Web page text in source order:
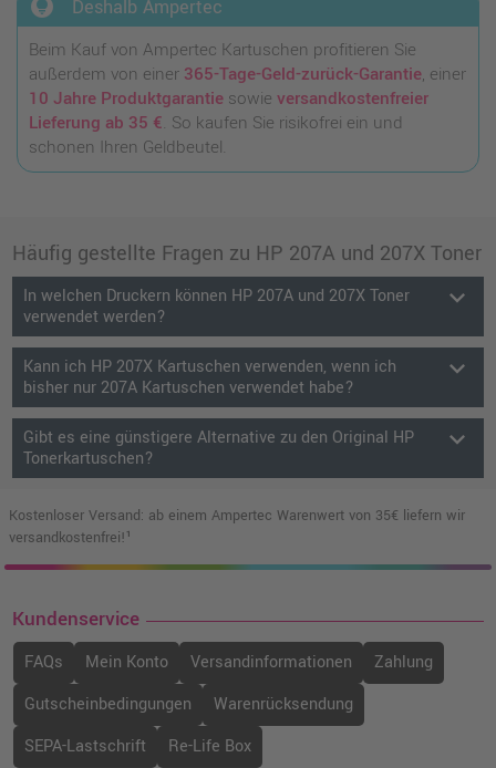
lightbulb_circle Deshalb Ampertec
Beim Kauf von Ampertec Kartuschen profitieren Sie
außerdem von einer 365-Tage-Geld-zurück-Garantie, einer
10 Jahre Produktgarantiesowie versandkostenfreier
Lieferung ab 35 €. So kaufen Sie risikofrei ein und
schonen Ihren Geldbeutel.
Häufig gestellte Fragen zu HP 207A und 207X Toner
In welchen Druckern können HP 207A und 207X Toner
verwendet werden?
keyboard_arrow_down
Kann ich HP 207X Kartuschen verwenden, wenn ich
bisher nur 207A Kartuschen verwendet habe?
keyboard_arrow_down
Gibt es eine günstigere Alternative zu den Original HP
Tonerkartuschen?
keyboard_arrow_down
Kostenloser Versand: ab einem Ampertec Warenwert von 35€ liefern wir
versandkostenfrei!¹
Kundenservice
FAQs Mein Konto Versandinformationen
Zahlung
Gutscheinbedingungen
Warenrücksendung
SEPA-Lastschrift
Re-Life Box